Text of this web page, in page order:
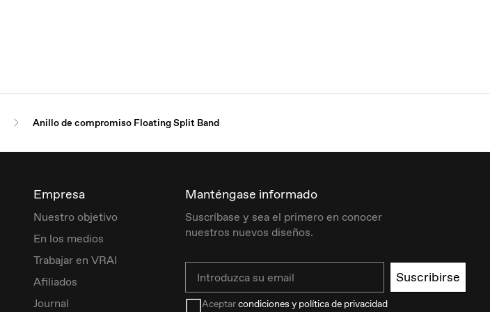
Anillo de compromiso Floating Split Band
Empresa
Nuestro objetivo
En los medios
Trabajar en VRAI
Afiliados
Journal
Manténgase informado
Suscríbase y sea el primero en conocer
nuestros nuevos diseños.
Suscribirse
Aceptarcondiciones y política de privacidad